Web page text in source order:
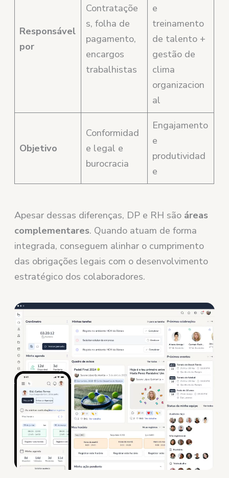
Responsável
por
Contrataçõe
s, folha de
pagamento,
encargos
trabalhistas
e
treinamento
de talento +
gestão de
clima
organizacion
al
Objetivo
Conformidad
e legal e
burocracia
Engajamento
e
produtividad
e
Apesar dessas diferenças, DP e RH são áreas
complementares. Quando atuam de forma
integrada, conseguem alinhar o cumprimento
das obrigações legais com o desenvolvimento
estratégico dos colaboradores.